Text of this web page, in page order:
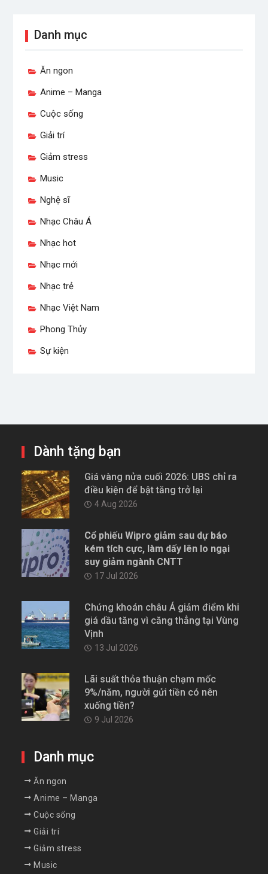
Danh mục
Ăn ngon
Anime – Manga
Cuộc sống
Giải trí
Giảm stress
Music
Nghệ sĩ
Nhạc Châu Á
Nhạc hot
Nhạc mới
Nhạc trẻ
Nhạc Việt Nam
Phong Thủy
Sự kiện
Dành tặng bạn
Giá vàng nửa cuối 2026: UBS chỉ ra
điều kiện để bật tăng trở lại
4 Aug 2026
Cổ phiếu Wipro giảm sau dự báo
kém tích cực, làm dấy lên lo ngại
suy giảm ngành CNTT
17 Jul 2026
Chứng khoán châu Á giảm điểm khi
giá dầu tăng vì căng thẳng tại Vùng
Vịnh
13 Jul 2026
Lãi suất thỏa thuận chạm mốc
9%/năm, người gửi tiền có nên
xuống tiền?
9 Jul 2026
Danh mục
Ăn ngon
Anime – Manga
Cuộc sống
Giải trí
Giảm stress
Music